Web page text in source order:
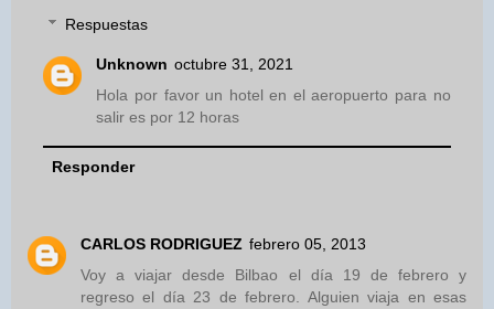
Respuestas
Unknown octubre 31, 2021
Hola por favor un hotel en el aeropuerto para no
salir es por 12 horas
Responder
CARLOS RODRIGUEZ febrero 05, 2013
Voy a viajar desde Bilbao el día 19 de febrero y
regreso el día 23 de febrero. Alguien viaja en esas